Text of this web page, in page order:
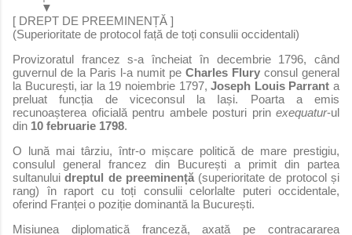
         ▼
[ DREPT DE PREEMINENȚĂ ]
(Superioritate de protocol față de toți consulii occidentali)
Provizoratul francez s-a încheiat în decembrie 1796, când
guvernul de la Paris l-a numit pe Charles Flury consul general
la București, iar la 19 noiembrie 1797,Joseph Louis Parrant a
preluat funcția de viceconsul la Iași. Poarta a emis
recunoașterea oficială pentru ambele posturi prin exequatur-ul
din 10 februarie 1798.
O lună mai târziu, într-o mișcare politică de mare prestigiu,
consulul general francez din București a primit din partea
sultanuluidreptul de preeminență(superioritate de protocol și
rang) în raport cu toți consulii celorlalte puteri occidentale,
oferind Franței o poziție dominantă la București.
Misiunea diplomatică franceză, axată pe contracararea